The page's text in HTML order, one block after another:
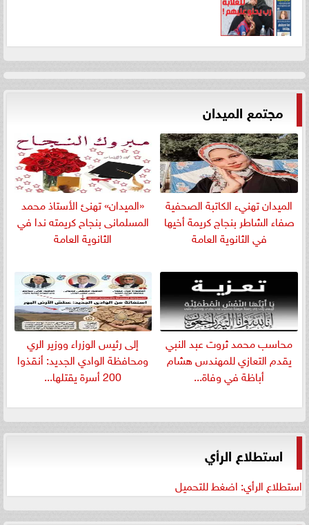
مجتمع الميدان
الميدان تهنيء الكاتبة الصحفية
صفاء الشاطر بنجاج كريمة أخيها
في الثانوية العامة
«الميدان» تهنئ الأستاذ محمد
المسلمانى بنجاح كريمته ندا في
الثانوية العامة
​محاسب محمد ثروت عبد النبي
يقدم التعازي للمهندس هشام
أباظة في وفاة...
إلى رئيس الوزراء ووزير الري
ومحافظة الوادي الجديد: أنقذوا
200 أسرة يقتلها...
استطلاع الرأي
استطلاع الرأي: اضغط للتحميل